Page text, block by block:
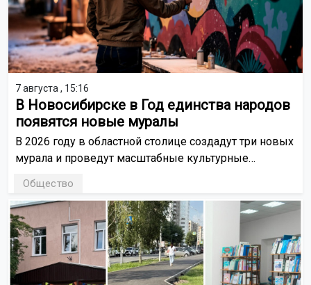
7 августа , 15:16
В Новосибирске в Год единства народов
появятся новые муралы
В 2026 году в областной столице создадут три новых
мурала и проведут масштабные культурные
воплотят идею единства через искусство.
Общество